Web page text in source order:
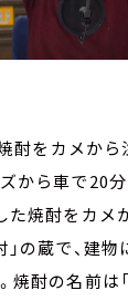
焼酎をカメから
から車で20
た焼酎をカメ
」の蔵で、建
焼酎の名前は